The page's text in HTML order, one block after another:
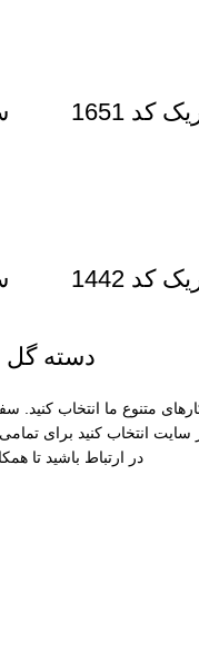
1651
1442
دسته گل
کارهای متنوع ما انتخاب
سایت انتخاب کنید برای
در ارتباط باشید تا